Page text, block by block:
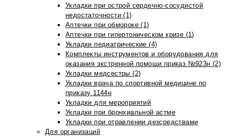
Укладки при острой сердечно-сосудистой
недостаточности (1)
Аптечки при обмороке (1)
Аптечки при гипертоническом кризе (1)
Укладки педиатрические (4)
Комплекты инструментов и оборудования для
оказания экстренной помощи приказ №923н (2)
Укладки медсестры (2)
Укладки врача по спортивной медицине по
приказу 1144н
Укладки для мероприятий
Укладки при бронхиальной астме
Укладки при отравлении дезсредствами
Для организаций